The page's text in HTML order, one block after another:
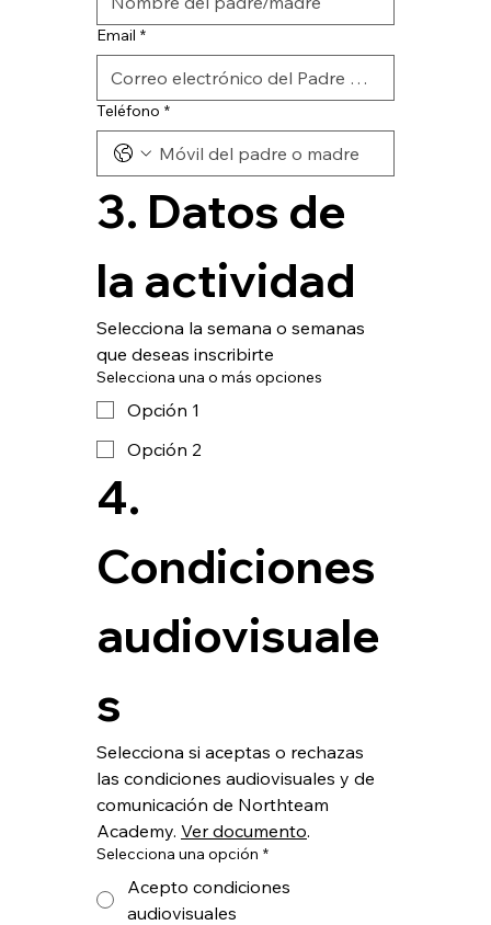
Email *
Teléfono *
3. Datos de
la actividad
Selecciona la semana o semanas
que deseas inscribirte
Selecciona una o más opciones
Opción 1
Opción 2
4.
Condiciones
audiovisuale
s
Selecciona si aceptas o rechazas
las condiciones audiovisuales y de
comunicación de Northteam
Academy. Ver documento
Selecciona una opción *
Acepto condiciones
audiovisuales